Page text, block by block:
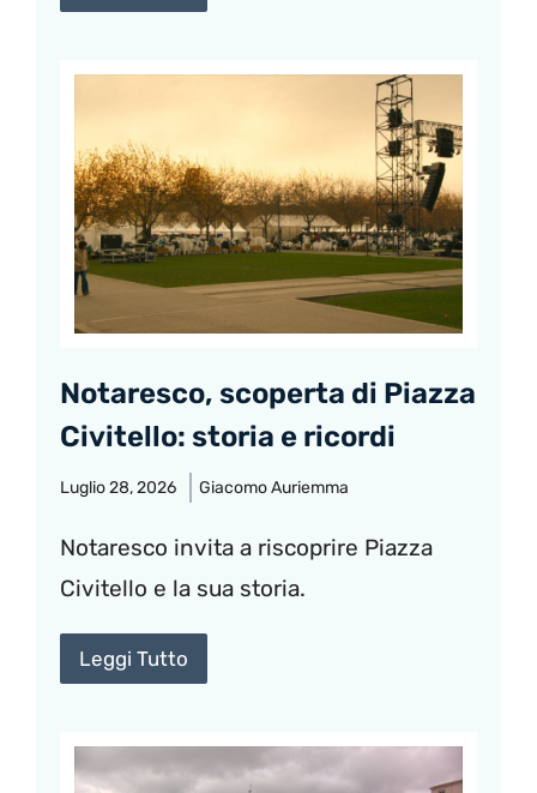
Notaresco, scoperta di Piazza
Civitello: storia e ricordi
Luglio 28, 2026 Giacomo Auriemma
Notaresco invita a riscoprire Piazza
Civitello e la sua storia.
Leggi Tutto